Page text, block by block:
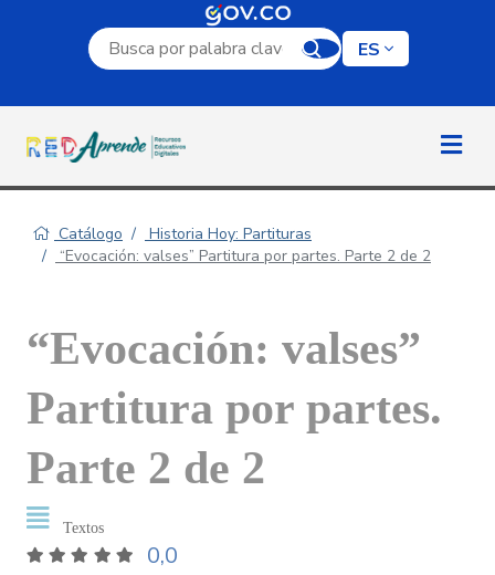
Campo de búsqueda por palabra clave
ES
Catálogo
Historia Hoy: Partituras
“Evocación: valses” Partitura por partes. Parte 2 de 2
“Evocación: valses”
Partitura por partes.
Parte 2 de 2
Textos
0,0